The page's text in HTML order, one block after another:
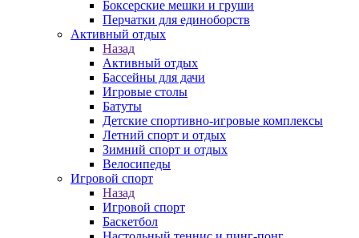
Боксерские мешки и груши
Перчатки для единоборств
Активный отдых
Назад
Активный отдых
Бассейны для дачи
Игровые столы
Батуты
Детские спортивно-игровые комплексы
Летний спорт и отдых
Зимний спорт и отдых
Велосипеды
Игровой спорт
Назад
Игровой спорт
Баскетбол